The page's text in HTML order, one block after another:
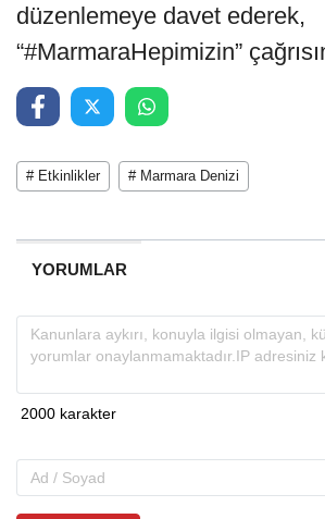
düzenlemeye davet ederek,
“#MarmaraHepimizin”
# Etkinlikler # Marmara Denizi
YORUMLAR